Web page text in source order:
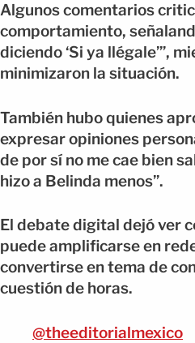
Algunos comentarios
comportamiento,
diciendo ‘Si ya llégale’”,
minimizaron la situación.
También hubo quienes
expresar opiniones
de por sí no me cae bien
hizo a Belinda menos”.
El debate digital dejó ver
puede amplificarse en
convertirse en tema de
cuestión de horas.
@theeditorialmexico